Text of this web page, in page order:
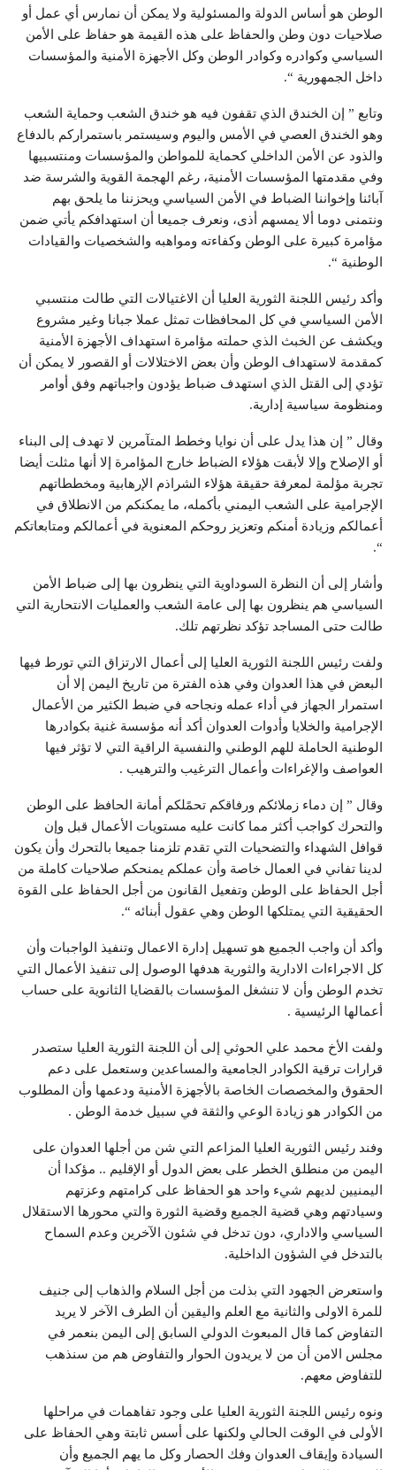
الوطن هو أساس الدولة والمسئولية ولا يمكن أن نمارس أي عمل أو
صلاحيات دون وطن والحفاظ على هذه القيمة هو حفاظ على الأمن
السياسي وكوادره وكوادر الوطن وكل الأجهزة الأمنية والمؤسسات
داخل الجمهورية “.
وتابع ” إن الخندق الذي تقفون فيه هو خندق الشعب وحماية الشعب
وهو الخندق العصي في الأمس واليوم وسيستمر باستمراركم بالدفاع
والذود عن الأمن الداخلي كحماية للمواطن والمؤسسات ومنتسبيها
وفي مقدمتها المؤسسات الأمنية، رغم الهجمة القوية والشرسة ضد
آبائنا وإخواننا الضباط في الأمن السياسي ويحزننا ما يلحق بهم
ونتمنى دوما ألا يمسهم أذى، ونعرف جميعا أن استهدافكم يأتي ضمن
مؤامرة كبيرة على الوطن وكفاءته ومواهبه والشخصيات والقيادات
الوطنية “.
وأكد رئيس اللجنة الثورية العليا أن الاغتيالات التي طالت منتسبي
الأمن السياسي في كل المحافظات تمثل عملا جبانا وغير مشروع
ويكشف عن الخبث الذي حملته مؤامرة استهداف الأجهزة الأمنية
كمقدمة لاستهداف الوطن وأن بعض الاختلالات أو القصور لا يمكن أن
تؤدي إلى القتل الذي استهدف ضباط يؤدون واجباتهم وفق أوامر
ومنظومة سياسية إدارية.
وقال ” إن هذا يدل على أن نوايا وخطط المتآمرين لا تهدف إلى البناء
أو الإصلاح وإلا لأبقت هؤلاء الضباط خارج المؤامرة إلا أنها مثلت أيضا
تجربة مؤلمة لمعرفة حقيقة هؤلاء الشراذم الإرهابية ومخططاتهم
الإجرامية على الشعب اليمني بأكمله، ما يمكنكم من الانطلاق في
أعمالكم وزيادة أمنكم وتعزيز روحكم المعنوية في أعمالكم ومتابعاتكم
“.
وأشار إلى أن النظرة السوداوية التي ينظرون بها إلى ضباط الأمن
السياسي هم ينظرون بها إلى عامة الشعب والعمليات الانتحارية التي
طالت حتى المساجد تؤكد نظرتهم تلك.
ولفت رئيس اللجنة الثورية العليا إلى أعمال الارتزاق التي تورط فيها
البعض في هذا العدوان وفي هذه الفترة من تاريخ اليمن إلا أن
استمرار الجهاز في أداء عمله ونجاحه في ضبط الكثير من الأعمال
الإجرامية والخلايا وأدوات العدوان أكد أنه مؤسسة غنية بكوادرها
الوطنية الحاملة للهم الوطني والنفسية الراقية التي لا تؤثر فيها
العواصف والإغراءات وأعمال الترغيب والترهيب .
وقال ” إن دماء زملائكم ورفاقكم تحمًلكم أمانة الحافظ على الوطن
والتحرك كواجب أكثر مما كانت عليه مستويات الأعمال قبل وإن
قوافل الشهداء والتضحيات التي تقدم تلزمنا جميعا بالتحرك وأن يكون
لدينا تفاني في العمال خاصة وأن عملكم يمنحكم صلاحيات كاملة من
أجل الحفاظ على الوطن وتفعيل القانون من أجل الحفاظ على القوة
الحقيقية التي يمتلكها الوطن وهي عقول أبنائه “.
وأكد أن واجب الجميع هو تسهيل إدارة الاعمال وتنفيذ الواجبات وأن
كل الاجراءات الادارية والثورية هدفها الوصول إلى تنفيذ الأعمال التي
تخدم الوطن وأن لا تنشغل المؤسسات بالقضايا الثانوية على حساب
أعمالها الرئيسية .
ولفت الأخ محمد علي الحوثي إلى أن اللجنة الثورية العليا ستصدر
قرارات ترقية الكوادر الجامعية والمساعدين وستعمل على دعم
الحقوق والمخصصات الخاصة بالأجهزة الأمنية ودعمها وأن المطلوب
من الكوادر هو زيادة الوعي والثقة في سبيل خدمة الوطن .
وفند رئيس الثورية العليا المزاعم التي شن من أجلها العدوان على
اليمن من منطلق الخطر على بعض الدول أو الإقليم .. مؤكدا أن
اليمنيين لديهم شيء واحد هو الحفاظ على كرامتهم وعزتهم
وسيادتهم وهي قضية الجميع وقضية الثورة والتي محورها الاستقلال
السياسي والاداري، دون تدخل في شئون الآخرين وعدم السماح
بالتدخل في الشؤون الداخلية.
واستعرض الجهود التي بذلت من أجل السلام والذهاب إلى جنيف
للمرة الاولى والثانية مع العلم واليقين أن الطرف الآخر لا يريد
التفاوض كما قال المبعوث الدولي السابق إلى اليمن بنعمر في
مجلس الامن أن من لا يريدون الحوار والتفاوض هم من سنذهب
للتفاوض معهم.
ونوه رئيس اللجنة الثورية العليا على وجود تفاهمات في مراحلها
الأولى في الوقت الحالي ولكنها على أسس ثابتة وهي الحفاظ على
السيادة وإيقاف العدوان وفك الحصار وكل ما يهم الجميع وأن